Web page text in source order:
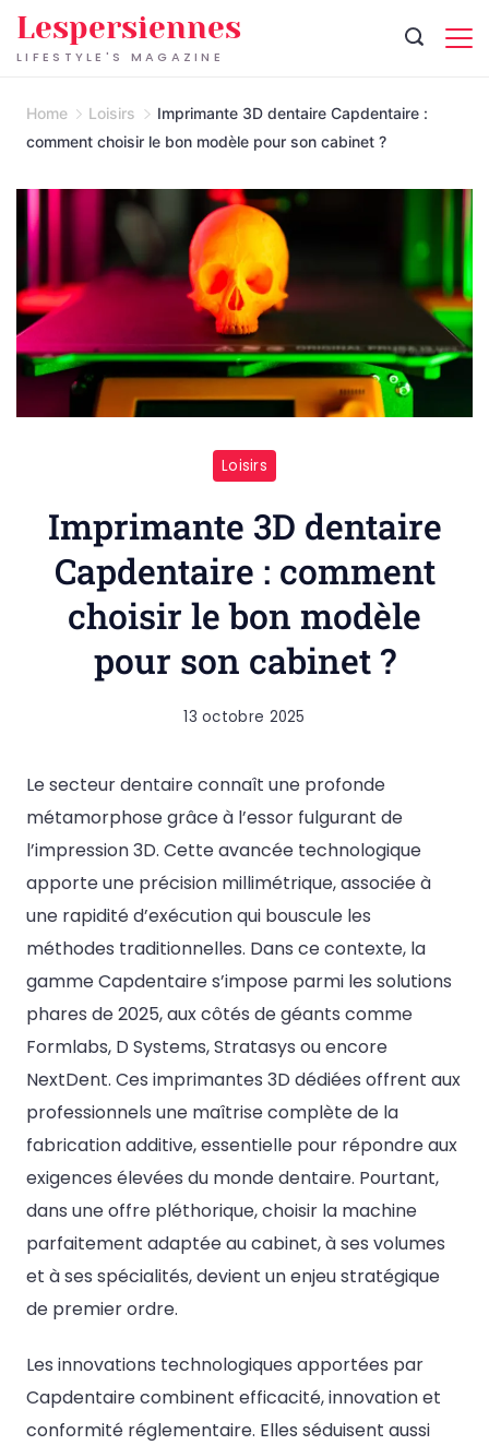
Skip
toLIFESTYLE'S MAGAZINE
Lespersiennes
Home Loisirs
Imprimante 3D dentaire Capdentaire :
comment choisir le bon modèle pour son cabinet ?
Loisirs
Imprimante 3D dentaire
Capdentaire : comment
choisir le bon modèle
pour son cabinet ?
13 octobre 2025
Le secteur dentaire connaît une profonde
métamorphose grâce à l’essor fulgurant de
l’impression 3D. Cette avancée technologique
apporte une précision millimétrique, associée à
une rapidité d’exécution qui bouscule les
méthodes traditionnelles. Dans ce contexte, la
gamme Capdentaire s’impose parmi les solutions
phares de 2025, aux côtés de géants comme
Formlabs, D Systems, Stratasys ou encore
NextDent. Ces imprimantes 3D dédiées offrent aux
professionnels une maîtrise complète de la
fabrication additive, essentielle pour répondre aux
exigences élevées du monde dentaire. Pourtant,
dans une offre pléthorique, choisir la machine
parfaitement adaptée au cabinet, à ses volumes
et à ses spécialités, devient un enjeu stratégique
de premier ordre.
Les innovations technologiques apportées par
Capdentaire combinent efficacité, innovation et
conformité réglementaire. Elles séduisent aussi